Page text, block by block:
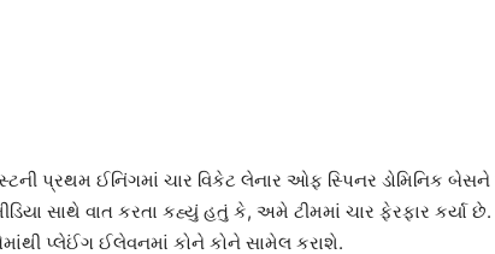
પ્રથમ ઈનિંગમાં ચાર વિકેટ લેનાર ઓફ સ્પિનર ડોમિનિક
સાથે વાત કરતા કહ્યું હતું કે, અમે ટીમમાં ચાર ફેરફાર કર્યા
પ્લેઈંગ ઈલેવનમાં કોને કોને સામેલ કરાશે.